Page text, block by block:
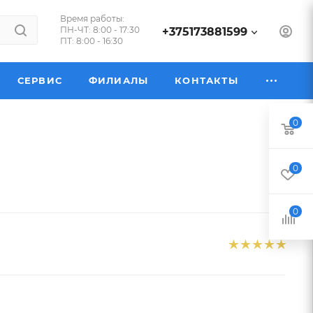
Время работы:
ПН-ЧТ: 8:00 - 17:30
ПТ: 8:00 - 16:30
+375173881599
СЕРВИС ФИЛИАЛЫ КОНТАКТЫ
0
0
0